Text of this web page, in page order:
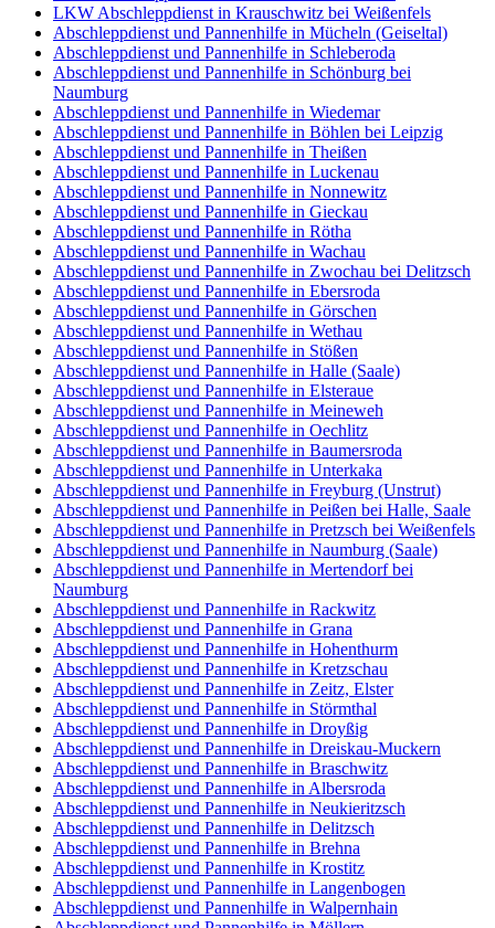
LKW Abschleppdienst in Krauschwitz bei Weißenfels
Abschleppdienst und Pannenhilfe in Mücheln (Geiseltal)
Abschleppdienst und Pannenhilfe in Schleberoda
Abschleppdienst und Pannenhilfe in Schönburg bei
Naumburg
Abschleppdienst und Pannenhilfe in Wiedemar
Abschleppdienst und Pannenhilfe in Böhlen bei Leipzig
Abschleppdienst und Pannenhilfe in Theißen
Abschleppdienst und Pannenhilfe in Luckenau
Abschleppdienst und Pannenhilfe in Nonnewitz
Abschleppdienst und Pannenhilfe in Gieckau
Abschleppdienst und Pannenhilfe in Rötha
Abschleppdienst und Pannenhilfe in Wachau
Abschleppdienst und Pannenhilfe in Zwochau bei Delitzsch
Abschleppdienst und Pannenhilfe in Ebersroda
Abschleppdienst und Pannenhilfe in Görschen
Abschleppdienst und Pannenhilfe in Wethau
Abschleppdienst und Pannenhilfe in Stößen
Abschleppdienst und Pannenhilfe in Halle (Saale)
Abschleppdienst und Pannenhilfe in Elsteraue
Abschleppdienst und Pannenhilfe in Meineweh
Abschleppdienst und Pannenhilfe in Oechlitz
Abschleppdienst und Pannenhilfe in Baumersroda
Abschleppdienst und Pannenhilfe in Unterkaka
Abschleppdienst und Pannenhilfe in Freyburg (Unstrut)
Abschleppdienst und Pannenhilfe in Peißen bei Halle, Saale
Abschleppdienst und Pannenhilfe in Pretzsch bei Weißenfels
Abschleppdienst und Pannenhilfe in Naumburg (Saale)
Abschleppdienst und Pannenhilfe in Mertendorf bei
Naumburg
Abschleppdienst und Pannenhilfe in Rackwitz
Abschleppdienst und Pannenhilfe in Grana
Abschleppdienst und Pannenhilfe in Hohenthurm
Abschleppdienst und Pannenhilfe in Kretzschau
Abschleppdienst und Pannenhilfe in Zeitz, Elster
Abschleppdienst und Pannenhilfe in Störmthal
Abschleppdienst und Pannenhilfe in Droyßig
Abschleppdienst und Pannenhilfe in Dreiskau-Muckern
Abschleppdienst und Pannenhilfe in Braschwitz
Abschleppdienst und Pannenhilfe in Albersroda
Abschleppdienst und Pannenhilfe in Neukieritzsch
Abschleppdienst und Pannenhilfe in Delitzsch
Abschleppdienst und Pannenhilfe in Brehna
Abschleppdienst und Pannenhilfe in Krostitz
Abschleppdienst und Pannenhilfe in Langenbogen
Abschleppdienst und Pannenhilfe in Walpernhain